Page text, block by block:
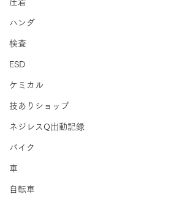
圧着
ハンダ
検査
ESD
ケミカル
技ありショップ
ネジレスQ出動記録
バイク
車
自転車